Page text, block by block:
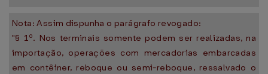
Nota: Assim dispunha o parágrafo revogado:
"§ 1º. Nos terminais somente podem ser realizadas, na
importação, operações com mercadorias embarcadas
em contêiner, reboque ou semi-reboque, ressalvado o